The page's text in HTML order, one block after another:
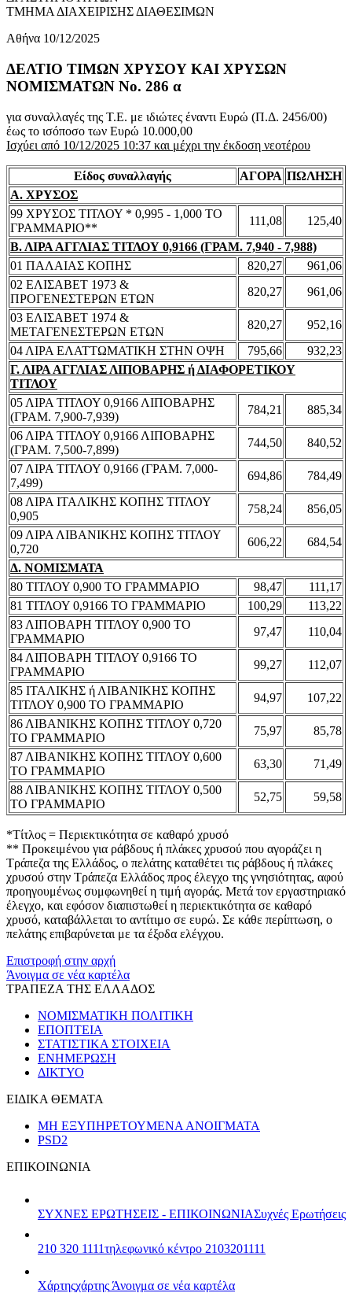
ΤΜΗΜΑ ΔΙΑΧΕΙΡΙΣΗΣ ΔΙΑΘΕΣΙΜΩΝ
Αθήνα 10/12/2025
ΔΕΛΤΙΟ ΤΙΜΩΝ ΧΡΥΣΟΥ ΚΑΙ ΧΡΥΣΩΝ
ΝΟΜΙΣΜΑΤΩΝ No. 286 α
για συναλλαγές της Τ.Ε. με ιδιώτες έναντι Ευρώ (Π.Δ. 2456/00)
έως το ισόποσο των Ευρώ 10.000,00
Ισχύει από 10/12/2025 10:37 και μέχρι την έκδοση νεοτέρου
Είδος συναλλαγής ΑΓΟΡΑ ΠΩΛΗΣΗ
Α. ΧΡΥΣΟΣ
99 ΧΡΥΣΟΣ ΤΙΤΛΟΥ * 0,995 - 1,000 ΤΟ
ΓΡΑΜΜΑΡΙΟ**
111,08
125,40
Β. ΛΙΡΑ ΑΓΓΛΙΑΣ ΤΙΤΛΟΥ 0,9166 (ΓΡΑΜ. 7,940 - 7,988)
01 ΠΑΛΑΙΑΣ ΚΟΠΗΣ
820,27
961,06
02 ΕΛΙΣΑΒΕΤ 1973 &
ΠΡΟΓΕΝΕΣΤΕΡΩΝ ΕΤΩΝ
820,27
961,06
03 ΕΛΙΣΑΒΕΤ 1974 &
ΜΕΤΑΓΕΝΕΣΤΕΡΩΝ ΕΤΩΝ
820,27
952,16
04 ΛΙΡΑ ΕΛΑΤΤΩΜΑΤΙΚΗ ΣΤΗΝ ΟΨΗ
795,66
932,23
Γ. ΛΙΡΑ ΑΓΓΛΙΑΣ ΛΙΠΟΒΑΡΗΣ ή ΔΙΑΦΟΡΕΤΙΚΟΥ
ΤΙΤΛΟΥ
05 ΛΙΡΑ ΤΙΤΛΟΥ 0,9166 ΛΙΠΟΒΑΡΗΣ
(ΓΡΑΜ. 7,900-7,939)
784,21
885,34
06 ΛΙΡΑ ΤΙΤΛΟΥ 0,9166 ΛΙΠΟΒΑΡΗΣ
(ΓΡΑΜ. 7,500-7,899)
744,50
840,52
07 ΛΙΡΑ ΤΙΤΛΟΥ 0,9166 (ΓΡΑΜ. 7,000-
7,499)
694,86
784,49
08 ΛΙΡΑ ΙΤΑΛΙΚΗΣ ΚΟΠΗΣ ΤΙΤΛΟΥ
0,905
758,24
856,05
09 ΛΙΡΑ ΛΙΒΑΝΙΚΗΣ ΚΟΠΗΣ ΤΙΤΛΟΥ
0,720
606,22
684,54
Δ. ΝΟΜΙΣΜΑΤΑ
80 ΤΙΤΛΟΥ 0,900 ΤΟ ΓΡΑΜΜΑΡΙΟ
98,47
111,17
81 ΤΙΤΛΟΥ 0,9166 ΤΟ ΓΡΑΜΜΑΡΙΟ
100,29
113,22
83 ΛΙΠΟΒΑΡΗ ΤΙΤΛΟΥ 0,900 ΤΟ
ΓΡΑΜΜΑΡΙΟ
97,47
110,04
84 ΛΙΠΟΒΑΡΗ ΤΙΤΛΟΥ 0,9166 ΤΟ
ΓΡΑΜΜΑΡΙΟ
99,27
112,07
85 ΙΤΑΛΙΚΗΣ ή ΛΙΒΑΝΙΚΗΣ ΚΟΠΗΣ
ΤΙΤΛΟΥ 0,900 ΤΟ ΓΡΑΜΜΑΡΙΟ
94,97
107,22
86 ΛΙΒΑΝΙΚΗΣ ΚΟΠΗΣ ΤΙΤΛΟΥ 0,720
ΤΟ ΓΡΑΜΜΑΡΙΟ
75,97
85,78
87 ΛΙΒΑΝΙΚΗΣ ΚΟΠΗΣ ΤΙΤΛΟΥ 0,600
ΤΟ ΓΡΑΜΜΑΡΙΟ
63,30
71,49
88 ΛΙΒΑΝΙΚΗΣ ΚΟΠΗΣ ΤΙΤΛΟΥ 0,500
ΤΟ ΓΡΑΜΜΑΡΙΟ
52,75 59,58
*Τίτλος = Περιεκτικότητα σε καθαρό χρυσό
** Προκειμένου για ράβδους ή πλάκες χρυσού που αγοράζει η
Τράπεζα της Ελλάδος, ο πελάτης καταθέτει τις ράβδους ή πλάκες
χρυσού στην Τράπεζα Ελλάδος προς έλεγχο της γνησιότητας, αφού
προηγουμένως συμφωνηθεί η τιμή αγοράς. Μετά τον εργαστηριακό
έλεγχο, και εφόσον διαπιστωθεί η περιεκτικότητα σε καθαρό
χρυσό, καταβάλλεται το αντίτιμο σε ευρώ. Σε κάθε περίπτωση, ο
πελάτης επιβαρύνεται με τα έξοδα ελέγχου.
Επιστροφή στην αρχή
Άνοιγμα σε νέα καρτέλα
ΤΡΑΠΕΖΑ ΤΗΣ ΕΛΛΑΔΟΣ
ΝΟΜΙΣΜΑΤΙΚΗ ΠΟΛΙΤΙΚΗ
ΕΠΟΠΤΕΙΑ
ΣΤΑΤΙΣΤΙΚΑ ΣΤΟΙΧΕΙΑ
ΕΝΗΜΕΡΩΣΗ
ΔΙΚΤΥΟ
ΕΙΔΙΚΑ ΘΕΜΑΤΑ
ΜΗ ΕΞΥΠΗΡΕΤΟΥΜΕΝΑ ΑΝΟΙΓΜΑΤΑ
PSD2
ΕΠΙΚΟΙΝΩΝΙΑ
ΣΥΧΝΕΣ ΕΡΩΤΗΣΕΙΣ - ΕΠΙΚΟΙΝΩΝΙΑΣυχνές Ερωτήσεις
210 320 1111τηλεφωνικό κέντρο 2103201111
Χάρτηςχάρτης Άνοιγμα σε νέα καρτέλα